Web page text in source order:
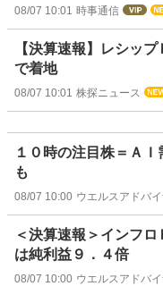
08/07 10:01 時事通信
【決算速報】レシッ
で着地
08/07 10:01 株探ニュース
１０時の注目株＝Ａ
も
08/07 10:00 ウエルスアドバ
＜決算速報＞インフ
は純利益９．４倍
08/07 10:00 ウエルスアドバ